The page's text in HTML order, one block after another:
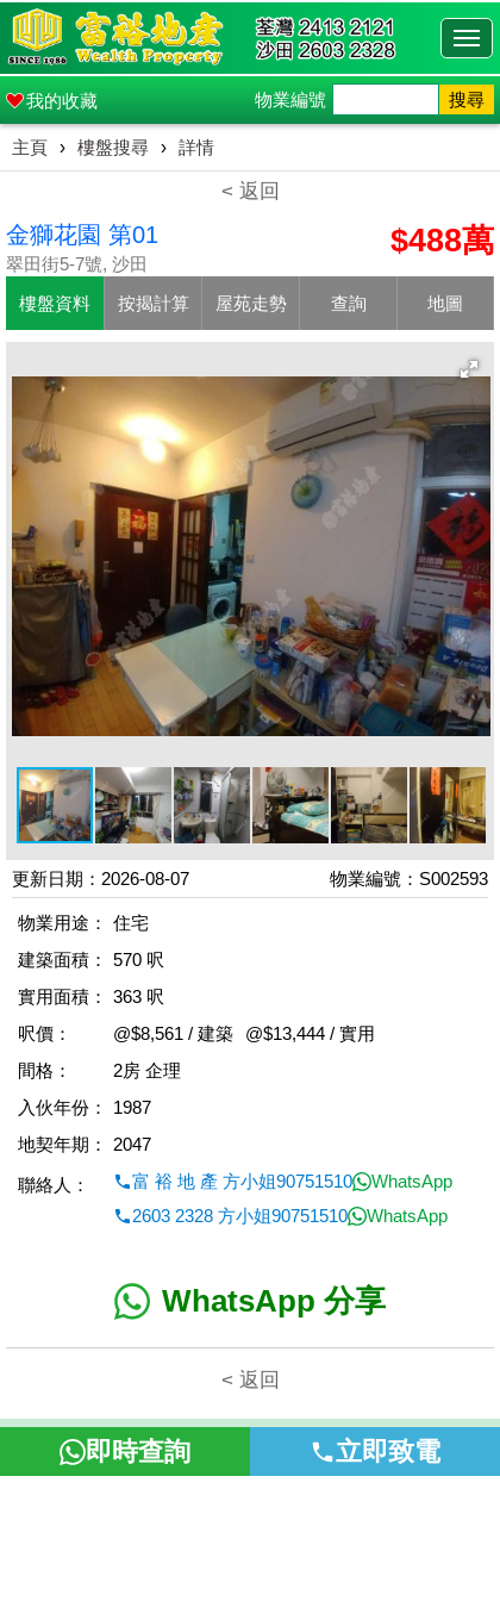
我的收藏 物業編號 搜尋
主頁 › 樓盤搜尋 › 詳情
< 返回
金獅花園 第01
翠田街5-7號, 沙田
$488萬
樓盤資料 按揭計算 屋苑走勢 查詢 地圖
更新日期：2026-08-07 物業編號：S002593
物業用途：
住宅
建築面積：
570 呎
實用面積：
363 呎
呎價：
@$8,561 / 建築
@$13,444 / 實用
間格：
2房 企理
入伙年份：
1987
地契年期：
2047
聯絡人：
富 裕 地 產 方小姐90751510
WhatsApp
2603 2328 方小姐90751510
WhatsApp
WhatsApp 分享
< 返回
即時查詢 立即致電
本網頁所提供資料僅作參考用途。若因錯漏而引致任何不便或損
失，富裕地產概不負責。